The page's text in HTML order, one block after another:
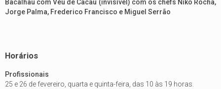
Bacalhau com Véu de Cacau (invisível) com os chefs Niko Rocha,
Jorge Palma, Frederico Francisco e Miguel Serrão
Horários
Profissionais
25 e 26 de fevereiro, quarta e quinta-feira, das 10 às 19 horas.